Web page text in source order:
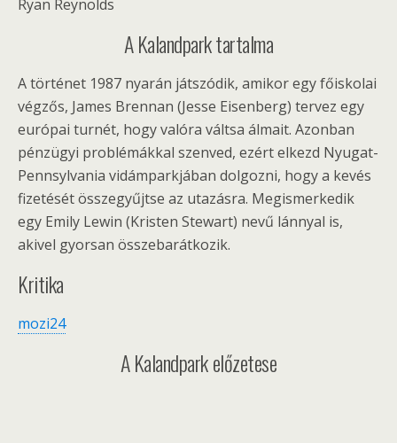
Ryan Reynolds
A Kalandpark tartalma
A történet 1987 nyarán játszódik, amikor egy főiskolai
végzős, James Brennan (Jesse Eisenberg) tervez egy
európai turnét, hogy valóra váltsa álmait. Azonban
pénzügyi problémákkal szenved, ezért elkezd Nyugat-
Pennsylvania vidámparkjában dolgozni, hogy a kevés
fizetését összegyűjtse az utazásra. Megismerkedik
egy Emily Lewin (Kristen Stewart) nevű lánnyal is,
akivel gyorsan összebarátkozik.
Kritika
mozi24
A Kalandpark előzetese